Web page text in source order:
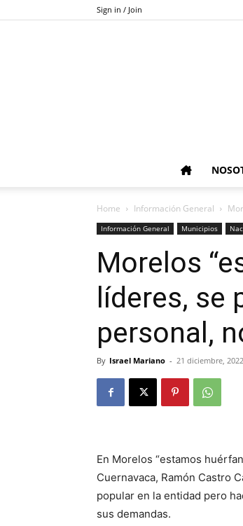
Sign in / Join
Home Información General
Información General Municipios
Morelos
líderes, se
personal,
By Israel Mariano - 21 diciembre, 2022
En Morelos “estamos
Cuernavaca, Ramón Castro
popular en la entidad pero
sus demandas.